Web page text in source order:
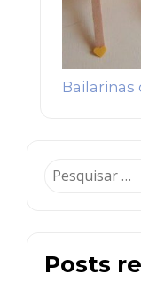
Bailarinas
Pesquisar
Posts